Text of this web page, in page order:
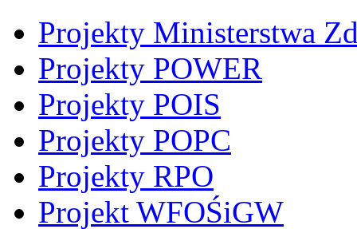
Projekty Ministerstwa
Projekty POWER
Projekty POIS
Projekty POPC
Projekty RPO
Projekt WFOŚiGW